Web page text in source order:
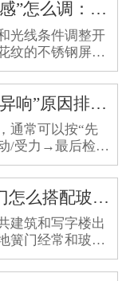
不锈钢屏风“通透感”怎么调：同一款花纹的开孔率与视觉效果解析
光线条件调整开
纹的不锈钢屏
通透效果。
不锈钢栏杆常见“异响”原因排查：安装松动、结构受力、连接件该怎么处理
通常可以按“先
/受力→最后检查
进。实际工程
原因造成，而是
和结构受力传递武汉不锈钢地簧门怎么搭配玻璃和边框？常见做法整理
筑和写字楼出
簧门经常和玻
多人以为它只
单拼接，其实从